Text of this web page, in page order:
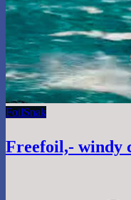
FoilSnak
Freefoil,- windy